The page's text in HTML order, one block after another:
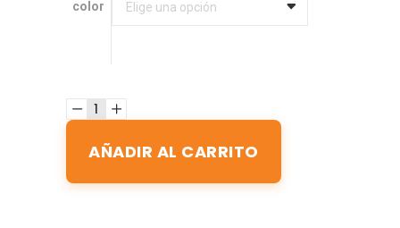
color Elige una opción
AÑADIR AL CARRITO